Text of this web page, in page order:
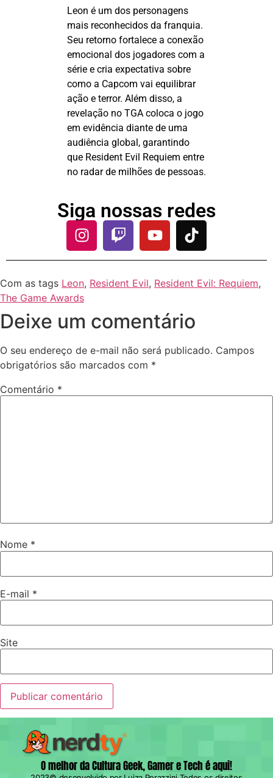
Leon é um dos personagens
mais reconhecidos da franquia.
Seu retorno fortalece a conexão
emocional dos jogadores com a
série e cria expectativa sobre
como a Capcom vai equilibrar
ação e terror. Além disso, a
revelação no TGA coloca o jogo
em evidência diante de uma
audiência global, garantindo
que Resident Evil Requiem entre
no radar de milhões de pessoas.
Siga nossas redes
Com as tags Leon, Resident Evil, Resident Evil: Requiem,
The Game Awards
Deixe um comentário
O seu endereço de e-mail não será publicado. Campos
obrigatórios são marcados com *
Comentário *
Nome *
E-mail *
Site
O melhor da Cultura Geek, Gamer e Tech é aqui!